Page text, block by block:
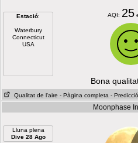
Estació:
Waterbury
Connecticut
USA
AQI: 25
Bona
Qualitat de l'aire - Pàgina completa - Predicció
Moonphase
Lluna plena
Dive 28 Ago